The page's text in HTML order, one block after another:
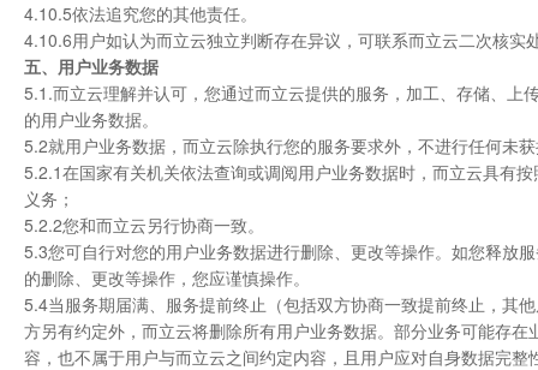
4.10.5依法追究您的其他责任。
4.10.6用户如认为而立云独立判断存在异议，可联系而立云二次核
五、用户业务数据
5.1.而立云理解并认可，您通过而立云提供的服务，加工、存储、
的用户业务数据。
5.2就用户业务数据，而立云除执行您的服务要求外，不进行任何未
5.2.1在国家有关机关依法查询或调阅用户业务数据时，而立云具有
义务；
5.2.2您和而立云另行协商一致。
5.3您可自行对您的用户业务数据进行删除、更改等操作。如您释放
的删除、更改等操作，您应谨慎操作。
5.4当服务期届满、服务提前终止（包括双方协商一致提前终止，其
方另有约定外，而立云将删除所有用户业务数据。部分业务可能存
容，也不属于用户与而立云之间约定内容，且用户应对自身数据完